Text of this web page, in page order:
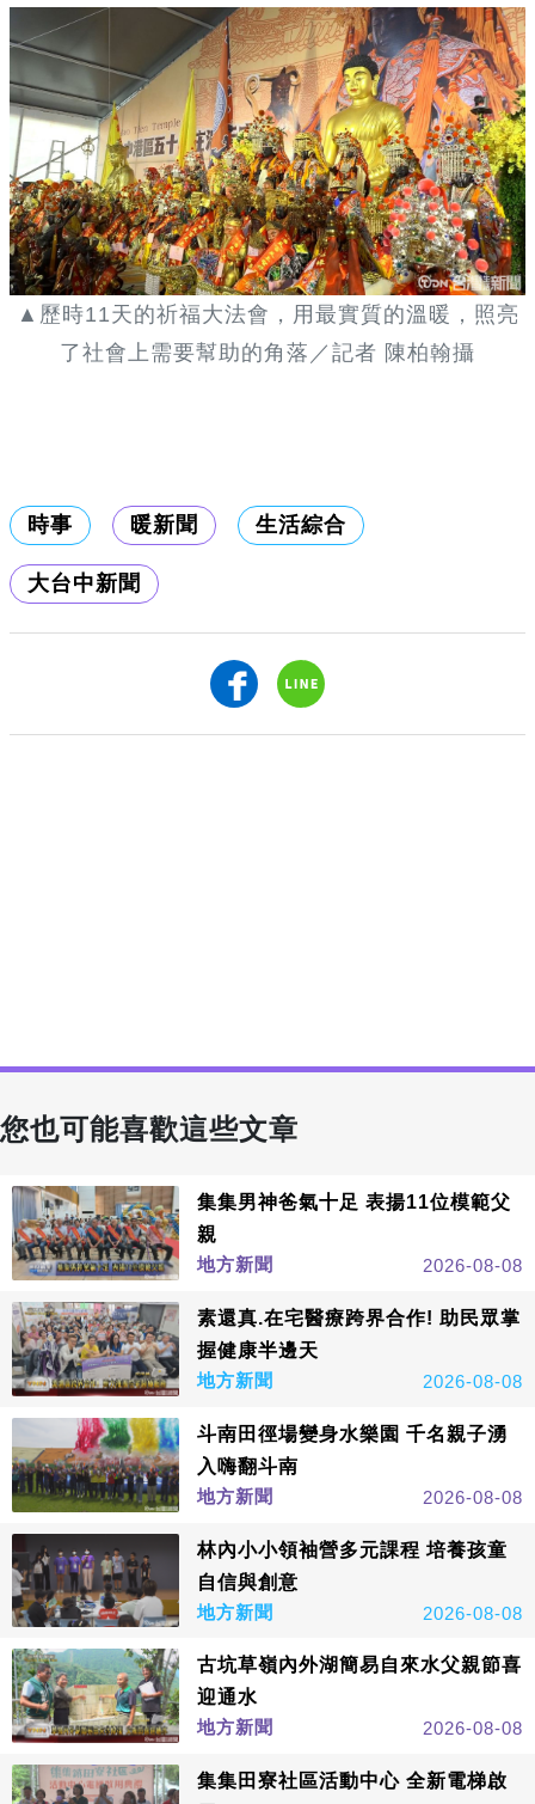
▲歷時11天的祈福大法會，用最實質的溫暖，照亮
了社會上需要幫助的角落／記者 陳柏翰攝
時事 暖新聞 生活綜合
大台中新聞
您也可能喜歡這些文章
集集男神爸氣十足 表揚11位模範父
親
地方新聞
2026-08-08
素還真.在宅醫療跨界合作! 助民眾掌
握健康半邊天
地方新聞
2026-08-08
斗南田徑場變身水樂園 千名親子湧
入嗨翻斗南
地方新聞
2026-08-08
林內小小領袖營多元課程 培養孩童
自信與創意
地方新聞
2026-08-08
古坑草嶺內外湖簡易自來水父親節喜
迎通水
地方新聞
2026-08-08
集集田寮社區活動中心 全新電梯啟